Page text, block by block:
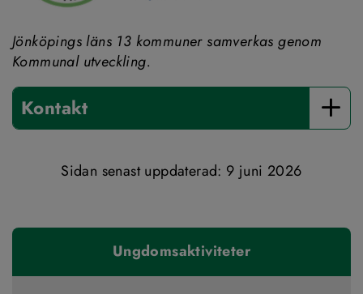
Jönköpings läns 13 kommuner samverkas genom
Kommunal utveckling.
Kontakt
Sidan senast uppdaterad: 9 juni 2026
Ungdomsaktiviteter